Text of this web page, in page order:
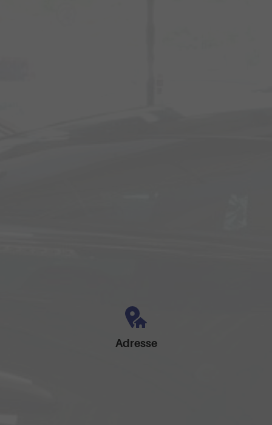
Adresse